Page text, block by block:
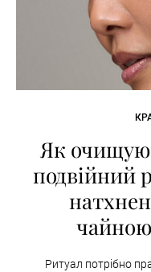
Як
подвійний
Ритуал потрібно